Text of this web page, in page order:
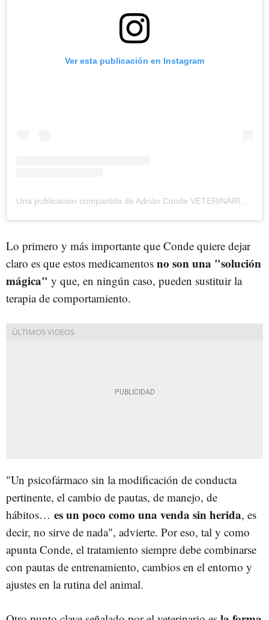
Ver esta publicación en Instagram
Lo primero y más importante que Conde quiere dejar
claro es que estos medicamentos no son una "solución
mágica" y que, en ningún caso, pueden sustituir la
terapia de comportamiento.
"Un psicofármaco sin la modificación de conducta
pertinente, el cambio de pautas, de manejo, de
hábitos… es un poco como una venda sin herida, es
decir, no sirve de nada", advierte. Por eso, tal y como
apunta Conde, el tratamiento siempre debe combinarse
con pautas de entrenamiento, cambios en el entorno y
ajustes en la rutina del animal.